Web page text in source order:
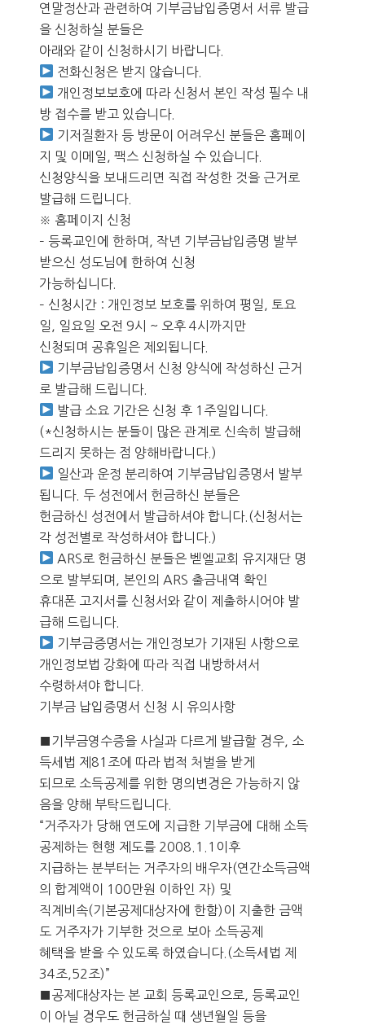
연말정산과 관련하여 기부금납입증명서 서류 발급
을 신청하실 분들은
아래와 같이 신청하시기 바랍니다.
전화신청은 받지 않습니다.
개인정보보호에 따라 신청서 본인 작성 필수 내
방 접수를 받고 있습니다.
기저질환자 등 방문이 어려우신 분들은 홈페이
지 및 이메일, 팩스 신청하실 수 있습니다.
신청양식을 보내드리면 직접 작성한 것을 근거로
발급해 드립니다.
※ 홈페이지 신청
– 등록교인에 한하며, 작년 기부금납입증명 발부
받으신 성도님에 한하여 신청
가능하십니다.
– 신청시간 : 개인정보 보호를 위하여 평일, 토요
일, 일요일 오전 9시 ~ 오후 4시까지만
신청되며 공휴일은 제외됩니다.
기부금납입증명서 신청 양식에 작성하신 근거
로 발급해 드립니다.
발급 소요 기간은 신청 후 1주일입니다.
(*신청하시는 분들이 많은 관계로 신속히 발급해
드리지 못하는 점 양해바랍니다.)
일산과 운정 분리하여 기부금납입증명서 발부
됩니다. 두 성전에서 헌금하신 분들은
헌금하신 성전에서 발급하셔야 합니다.(신청서는
각 성전별로 작성하셔야 합니다.)
ARS로 헌금하신 분들은 벧엘교회 유지재단 명
으로 발부되며, 본인의 ARS 출금내역 확인
휴대폰 고지서를 신청서와 같이 제출하시어야 발
급해 드립니다.
기부금증명서는 개인정보가 기재된 사항으로
개인정보법 강화에 따라 직접 내방하셔서
수령하셔야 합니다.
기부금 납입증명서 신청 시 유의사항
■기부금영수증을 사실과 다르게 발급할 경우, 소
득세법 제81조에 따라 법적 처벌을 받게
되므로 소득공제를 위한 명의변경은 가능하지 않
음을 양해 부탁드립니다.
“거주자가 당해 연도에 지급한 기부금에 대해 소득
공제하는 현행 제도를 2008.1.1이후
지급하는 분부터는 거주자의 배우자(연간소득금액
의 합계액이 100만원 이하인 자) 및
직계비속(기본공제대상자에 한함)이 지출한 금액
도 거주자가 기부한 것으로 보아 소득공제
혜택을 받을 수 있도록 하였습니다.(소득세법 제
34조,52조)”
■공제대상자는 본 교회 등록교인으로, 등록교인
이 아닐 경우도 헌금하실 때 생년월일 등을